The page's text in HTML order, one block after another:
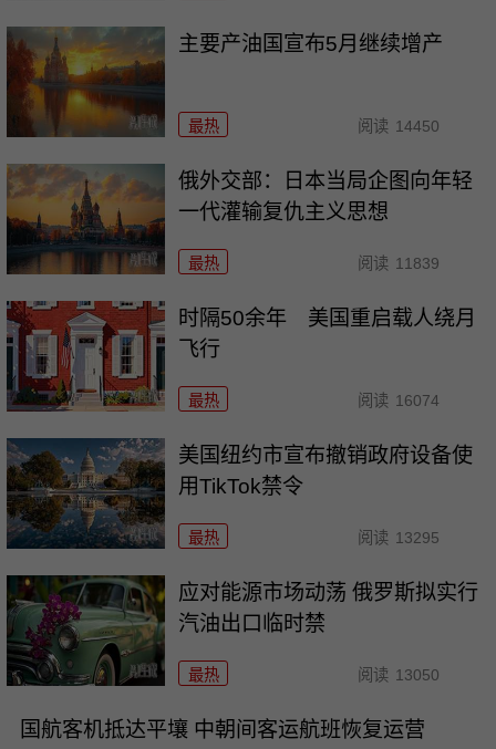
主要产油国宣布5月继续增产
最热 阅读 14450
俄外交部：日本当局企图向年轻
一代灌输复仇主义思想
最热 阅读 11839
时隔50余年 美国重启载人绕月
飞行
最热 阅读 16074
美国纽约市宣布撤销政府设备使
用TikTok禁令
最热 阅读 13295
应对能源市场动荡 俄罗斯拟实行
汽油出口临时禁
最热 阅读 13050
国航客机抵达平壤 中朝间客运航班恢复运营